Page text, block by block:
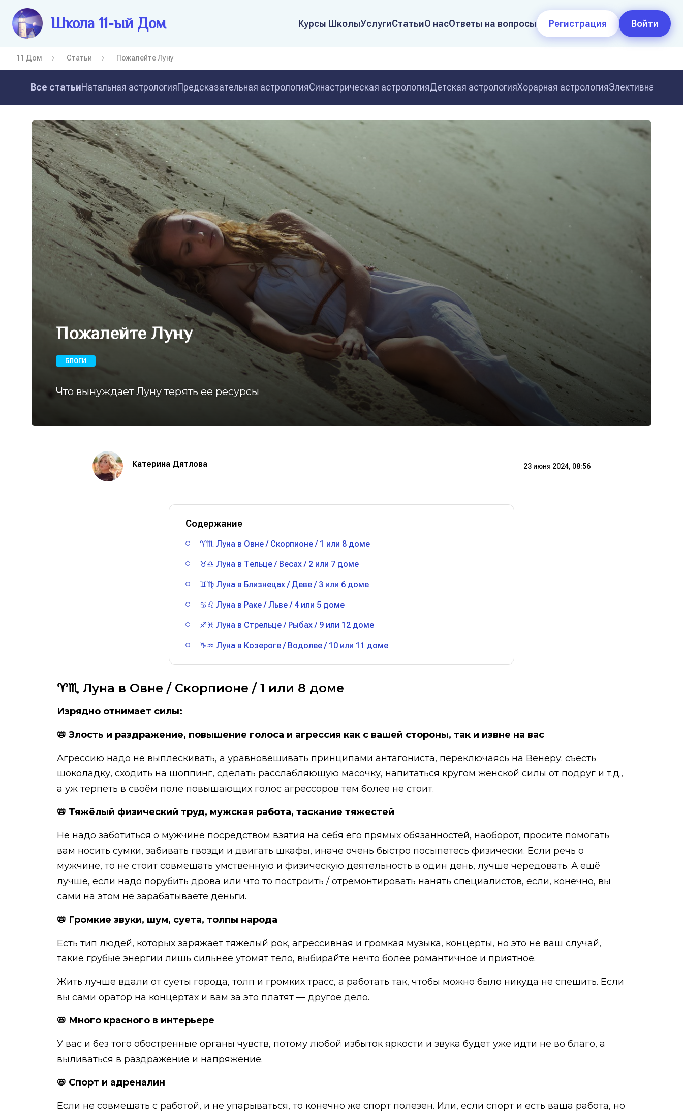
Школа 11-ый Дом Курсы ШколыУслугиСтатьиО насОтветы на вопросы Регистрация Войти
11 Дом Статьи Пожалейте Луну
Все статьиНатальная астрологияПредсказательная астрологияСинастрическая астрологияДетская астрологияХорарная астрологияЭлективная
Пожалейте Луну
БЛОГИ
Что вынуждает Луну терять ее ресурсы
Катерина Дятлова 23 июня 2024, 08:56
Содержание
♈️♏️ Луна в Овне / Скорпионе / 1 или 8 доме
♉️♎️ Луна в Тельце / Весах / 2 или 7 доме
♊️♍️ Луна в Близнецах / Деве / 3 или 6 доме
♋️♌️ Луна в Раке / Льве / 4 или 5 доме
♐️♓️ Луна в Стрельце / Рыбах / 9 или 12 доме
♑️♒️ Луна в Козероге / Водолее / 10 или 11 доме
♈️♏️ Луна в Овне / Скорпионе / 1 или 8 доме
Изрядно отнимает силы:
📛 Злость и раздражение, повышение голоса и агрессия как с вашей стороны, так и извне на вас
Агрессию надо не выплескивать, а уравновешивать принципами антагониста, переключаясь на Венеру: съесть
шоколадку, сходить на шоппинг, сделать расслабляющую масочку, напитаться кругом женской силы от подруг и т.д.,
а уж терпеть в своём поле повышающих голос агрессоров тем более не стоит.
📛 Тяжёлый физический труд, мужская работа, таскание тяжестей
Не надо заботиться о мужчине посредством взятия на себя его прямых обязанностей, наоборот, просите помогать
вам носить сумки, забивать гвозди и двигать шкафы, иначе очень быстро посыпетесь физически. Если речь о
мужчине, то не стоит совмещать умственную и физическую деятельность в один день, лучше чередовать. А ещё
лучше, если надо порубить дрова или что то построить / отремонтировать нанять специалистов, если, конечно, вы
сами на этом не зарабатываете деньги.
📛 Громкие звуки, шум, суета, толпы народа
Есть тип людей, которых заряжает тяжёлый рок, агрессивная и громкая музыка, концерты, но это не ваш случай,
такие грубые энергии лишь сильнее утомят тело, выбирайте нечто более романтичное и приятное.
Жить лучше вдали от суеты города, толп и громких трасс, а работать так, чтобы можно было никуда не спешить. Если
вы сами оратор на концертах и вам за это платят — другое дело.
📛 Много красного в интерьере
У вас и без того обостренные органы чувств, потому любой избыток яркости и звука будет уже идти не во благо, а
выливаться в раздражение и напряжение.
📛 Спорт и адреналин
Если не совмещать с работой, и не упарываться, то конечно же спорт полезен. Или, если спорт и есть ваша работа, но